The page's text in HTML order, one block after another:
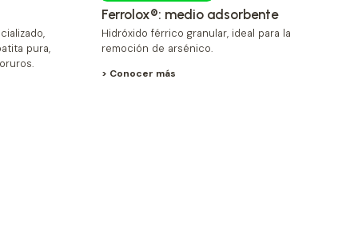
pura,
Ferrolox®: medio adsorbente
Hidróxido férrico granular, ideal para la
remoción de arsénico.
> Conocer más